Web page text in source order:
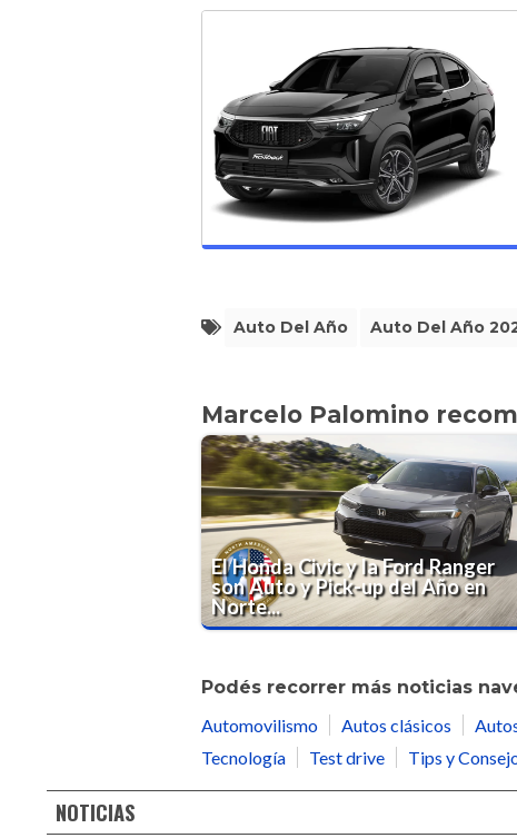
Auto Del Año Auto Del Año
Marcelo Palomino
El Honda Civic y la Ford Ranger
son Auto y Pick-up del Año en
Norte...
Podés recorrer más noticias
Automovilismo
Autos clásicos
Tecnología
Test drive Tips y
NOTICIAS